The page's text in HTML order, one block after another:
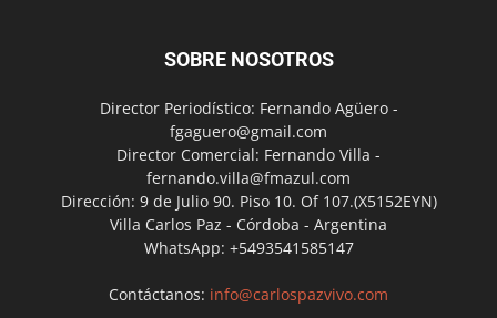
SOBRE NOSOTROS
Director Periodístico: Fernando Agüero -
fgaguero@gmail.com
Director Comercial: Fernando Villa -
fernando.villa@fmazul.com
Dirección: 9 de Julio 90. Piso 10. Of 107.(X5152EYN)
Villa Carlos Paz - Córdoba - Argentina
WhatsApp: +5493541585147
Contáctanos: info@carlospazvivo.com